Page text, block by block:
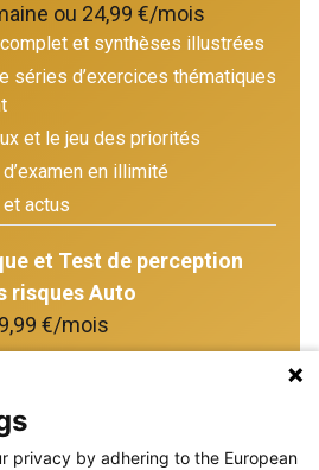
ou 24,99 €/mois
et synthèses illustrées
séries d’exercices thématiques
et le jeu des priorités
en illimité
actus
et Test de perception
risques Auto
9,99 €/mois
privacy by adhering to the European